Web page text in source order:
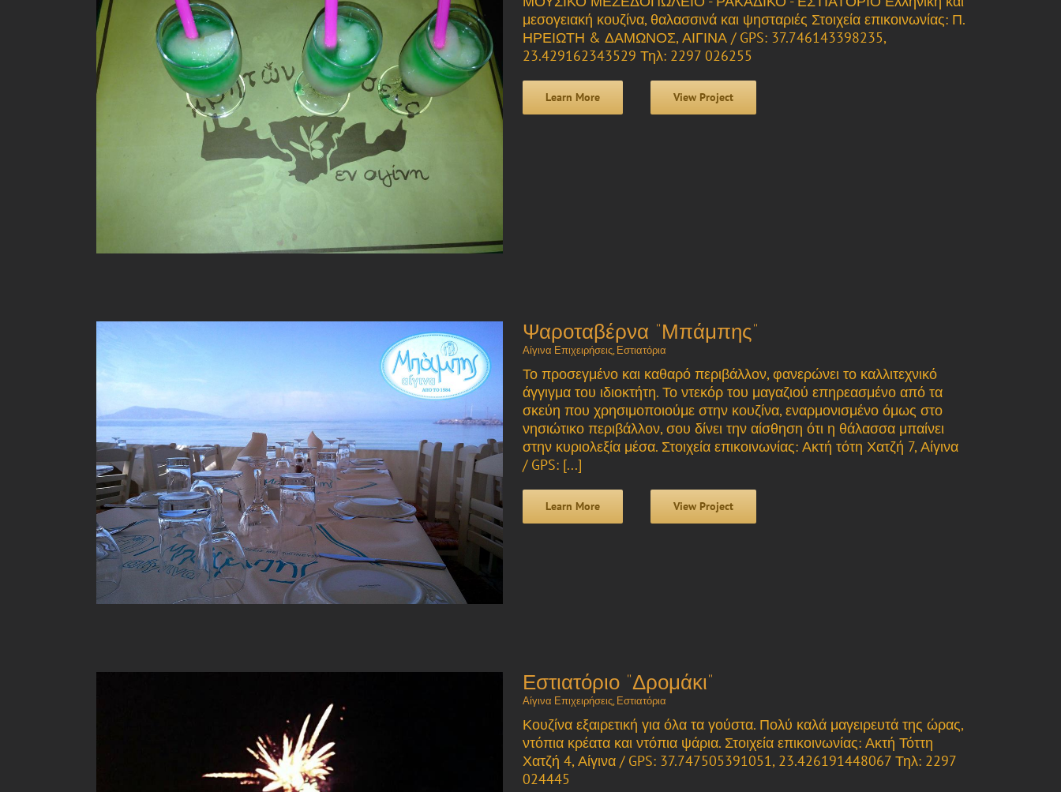
μεσογειακή κουζίνα, θαλασσινά και ψησταριές Στοιχεία επικοινωνίας: Π.
ΗΡΕΙΩΤΗ & ΔΑΜΩΝΟΣ, ΑΙΓΙΝΑ / GPS: 37.746143398235,
23.429162343529 Τηλ: 2297 026255
Learn More View Project
Ψαροταβέρνα “Μπάμπης”
Αίγινα Επιχειρήσεις, Εστιατόρια
Το προσεγμένο και καθαρό περιβάλλον, φανερώνει το καλλιτεχνικό
άγγιγμα του ιδιοκτήτη. Το ντεκόρ του μαγαζιού επηρεασμένο από τα
σκεύη που χρησιμοποιούμε στην κουζίνα, εναρμονισμένο όμως στο
νησιώτικο περιβάλλον, σου δίνει την αίσθηση ότι η θάλασσα μπαίνει
στην κυριολεξία μέσα. Στοιχεία επικοινωνίας: Ακτή τότη Χατζή 7, Αίγινα
/ GPS: [...]
Learn More View Project
Εστιατόριο “Δρομάκι”
Αίγινα Επιχειρήσεις, Εστιατόρια
Κουζίνα εξαιρετική για όλα τα γούστα. Πολύ καλά μαγειρευτά της ώρας,
ντόπια κρέατα και ντόπια ψάρια. Στοιχεία επικοινωνίας: Ακτή Τόττη
Χατζή 4, Αίγινα / GPS: 37.747505391051, 23.426191448067 Τηλ: 2297
024445